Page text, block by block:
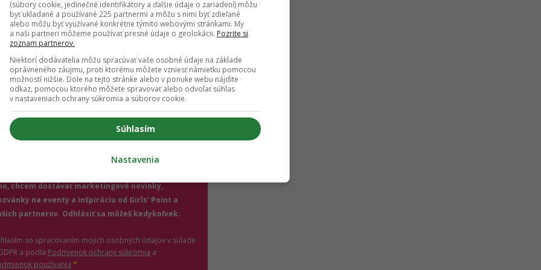
ti nič neutečie! 💌
vedieť o najnovšom Girls' Point evente ako prvá?
sa na odber e-mailových newslettrov.
si nezabudni skontrolovať e-mail a potvrď
*
platnú e-mailovú adresu
chcem dostávať marketingové novinky,
na eventy a inšpiráciu od Girls' Point a
partnerov. Odhlásiť sa môžeš kedykoľvek.
so spracovaním mojich osobných údajov v súlade
a podľa Podmienok ochrany súkromia (otvorí sa v novom okne)
a
používania(otvorí sa v novom okne)
.*
(súbory cookie, jedinečné identifikátory a ďalšie údaje o zariadení) môžu
byť ukladané a používané 225 partnermi a môžu s nimi byť zdieľané
alebo môžu byť využívané konkrétne týmito webovými stránkami. My
a naši partneri môžeme používať presné údaje o geolokácii. Pozrite si
zoznam partnerov.
Niektorí dodávatelia môžu spracúvať vaše osobné údaje na základe
oprávneného záujmu, proti ktorému môžete vzniesť námietku pomocou
možností nižšie. Dole na tejto stránke alebo v ponuke webu nájdite
odkaz, pomocou ktorého môžete spravovať alebo odvolať súhlas
v nastaveniach ochrany súkromia a súborov cookie.
Súhlasím
Nastavenia